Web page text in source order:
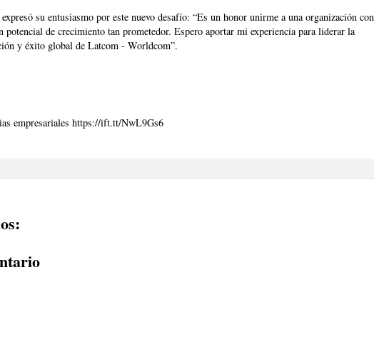
su entusiasmo por este nuevo desafío: “Es un honor unirme a una organización con
potencial de crecimiento tan prometedor. Espero aportar mi experiencia para liderar la
y éxito global de Latcom - Worldcom”.
empresariales https://ift.tt/NwL9Gs6